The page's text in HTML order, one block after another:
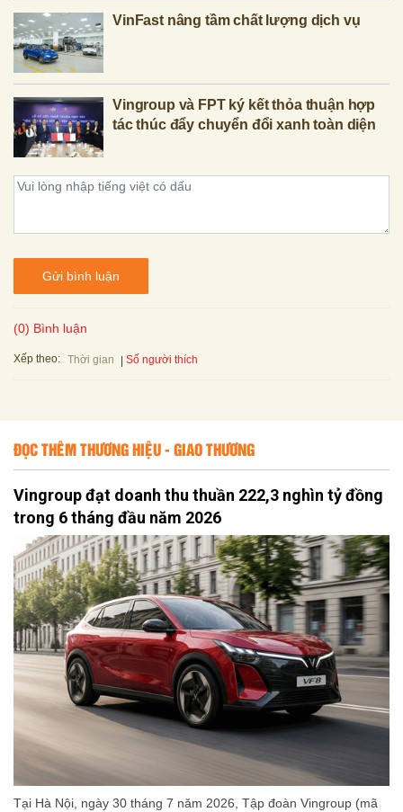
VinFast nâng tầm chất lượng dịch vụ
Vingroup và FPT ký kết thỏa thuận hợp
tác thúc đẩy chuyển đổi xanh toàn diện
Gửi bình luận
(0) Bình luận
Xếp theo: Thời gian Số người thích
ĐỌC THÊM THƯƠNG HIỆU - GIAO THƯƠNG
Vingroup đạt doanh thu thuần 222,3 nghìn tỷ đồng
trong 6 tháng đầu năm 2026
Tại Hà Nội, ngày 30 tháng 7 năm 2026, Tập đoàn Vingroup (mã